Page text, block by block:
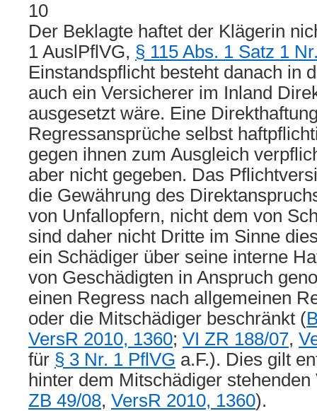
10
Der Beklagte haftet der Klägerin
1 AuslPflVG, § 115 Abs. 1 Satz 1
Einstandspflicht besteht danach in
auch ein Versicherer im Inland
ausgesetzt wäre. Eine
Regressansprüche selbst
gegen ihnen zum Ausgleich
aber nicht gegeben. Das
die Gewährung des
von Unfallopfern, nicht dem von
sind daher nicht Dritte im Sinne
ein Schädiger über seine interne
von Geschädigten in Anspruch
einen Regress nach allgemeinen
oder die Mitschädiger beschränkt (
VersR 2010, 1360; VI ZR 188/07,
für § 3 Nr. 1 PflVG a.F.). Dies gilt
hinter dem Mitschädiger
ZB 49/08, VersR 2010, 1360).